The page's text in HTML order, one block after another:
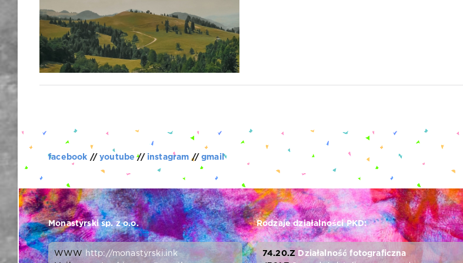
facebook //youtube // instagram //gmail
Monastyrski sp. z o.o. Rodzaje działalności PKD:
WWW
http://monastyrski.ink
74.20.Z
Działalność fotograficzna